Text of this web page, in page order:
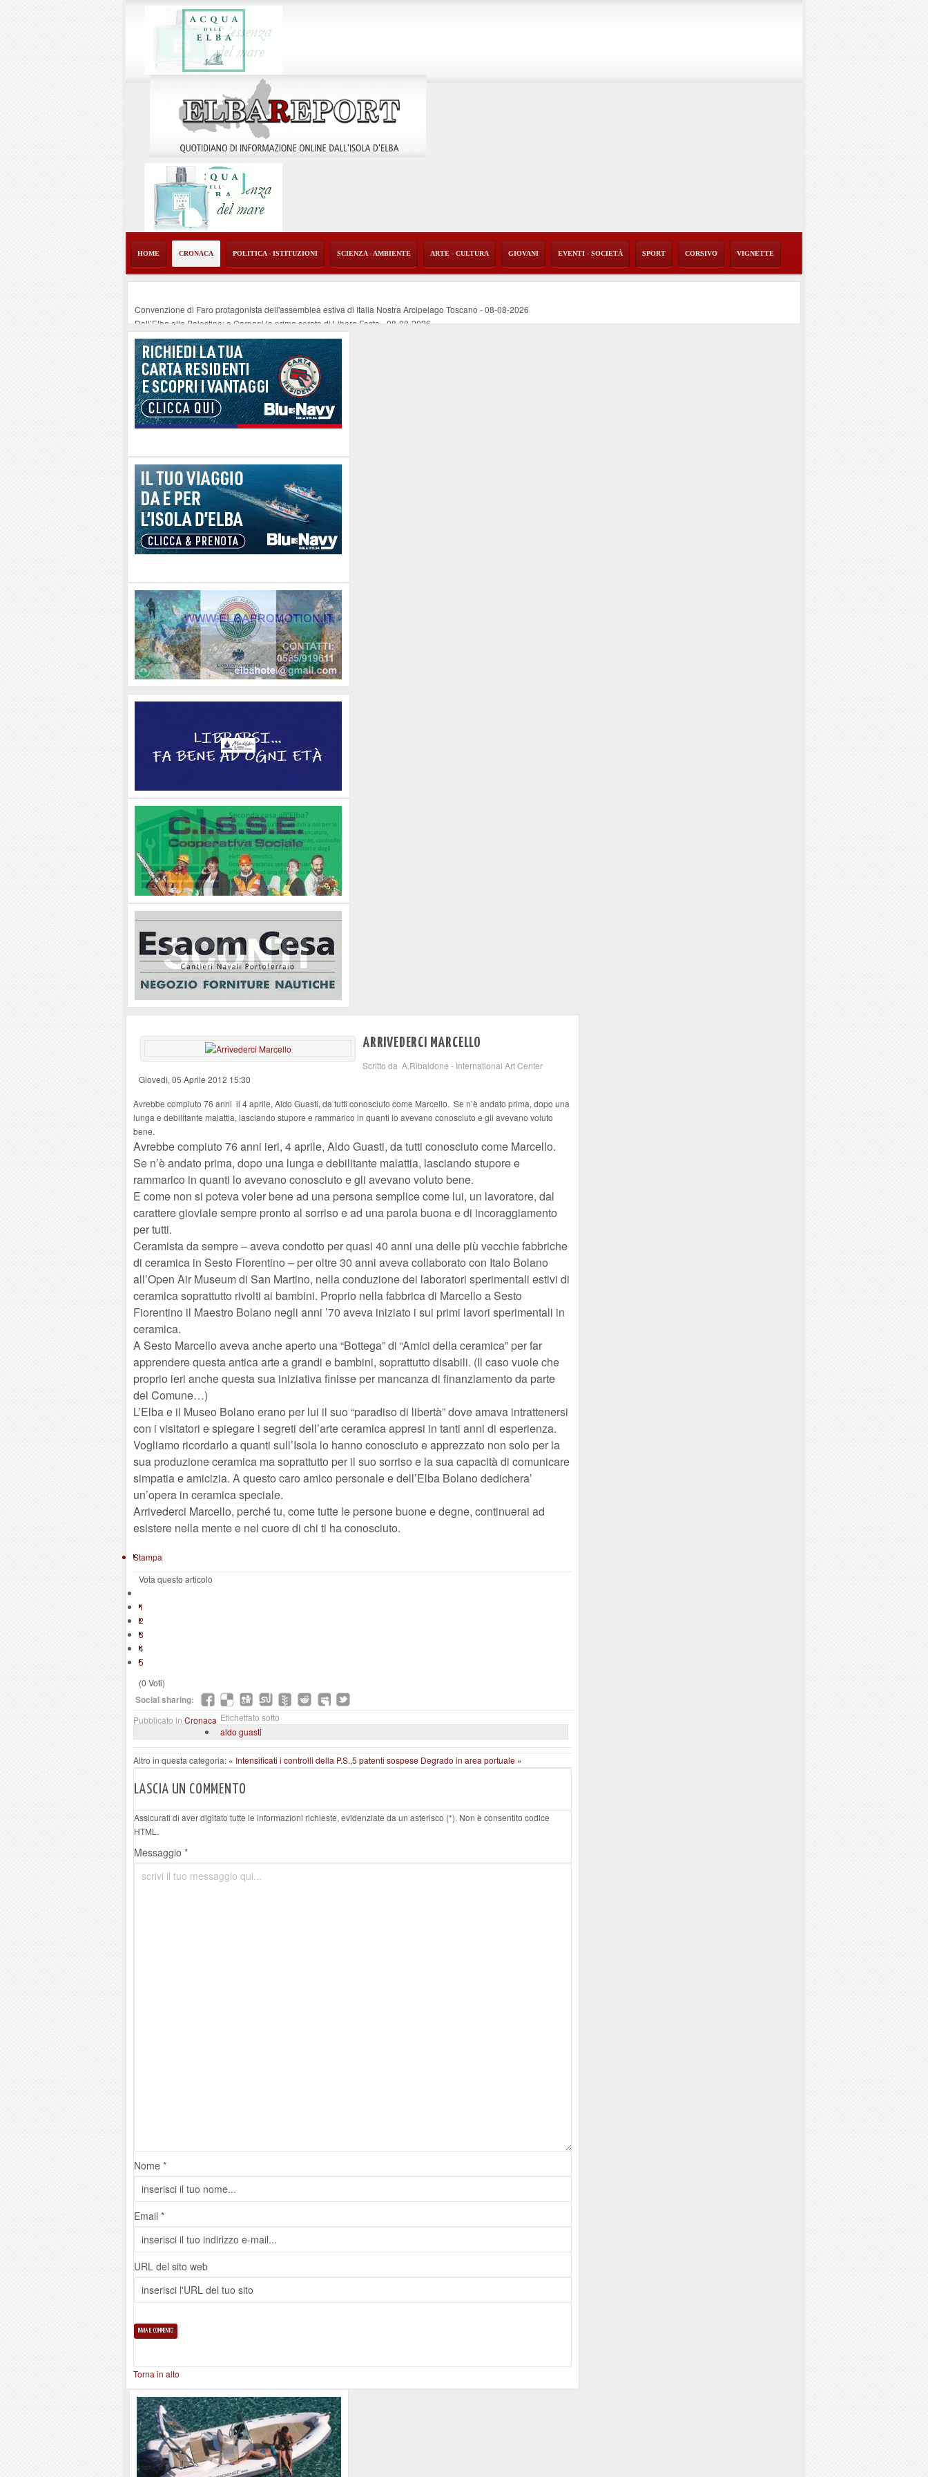
HOME CRONACA POLITICA - ISTITUZIONI SCIENZA - AMBIENTE ARTE - CULTURA GIOVANI EVENTI - SOCIETÀ SPORT CORSIVO VIGNETTE
Convenzione di Faro protagonista dell'assemblea estiva di Italia Nostra Arcipelago Toscano -08-08-2026
Dall’Elba alla Palestina: a Carpani la prima serata di Libera Festa-08-08-2026
U2 degli Elba Music Awards stasera a Marciana Marina
Marina di Campo, rinviato lo spettacolo pirotecnico per le condizioni del vento
La Foto del Giorno (8 ago.)-08-08-2026
ARRIVEDERCI MARCELLO
Scritto da A.Ribaldone - International Art Center
Giovedì, 05 Aprile 2012 15:30
Avrebbe compiuto 76 anni il 4 aprile, Aldo Guasti, da tutti conosciuto come Marcello. Se n’è andato prima, dopo una
lunga e debilitante malattia, lasciando stupore e rammarico in quanti lo avevano conosciuto e gli avevano voluto
bene.
Avrebbe compiuto 76 anni ieri, 4 aprile, Aldo Guasti, da tutti conosciuto come Marcello.
Se n’è andato prima, dopo una lunga e debilitante malattia, lasciando stupore e
rammarico in quanti lo avevano conosciuto e gli avevano voluto bene.
E come non si poteva voler bene ad una persona semplice come lui, un lavoratore, dal
carattere gioviale sempre pronto al sorriso e ad una parola buona e di incoraggiamento
per tutti.
Ceramista da sempre – aveva condotto per quasi 40 anni una delle più vecchie fabbriche
di ceramica in Sesto Fiorentino – per oltre 30 anni aveva collaborato con Italo Bolano
all’Open Air Museum di San Martino, nella conduzione dei laboratori sperimentali estivi di
ceramica soprattutto rivolti ai bambini. Proprio nella fabbrica di Marcello a Sesto
Fiorentino il Maestro Bolano negli anni ’70 aveva iniziato i sui primi lavori sperimentali in
ceramica.
A Sesto Marcello aveva anche aperto una “Bottega” di “Amici della ceramica” per far
apprendere questa antica arte a grandi e bambini, soprattutto disabili. (Il caso vuole che
proprio ieri anche questa sua iniziativa finisse per mancanza di finanziamento da parte
del Comune…)
L’Elba e il Museo Bolano erano per lui il suo “paradiso di libertà” dove amava intrattenersi
con i visitatori e spiegare i segreti dell’arte ceramica appresi in tanti anni di esperienza.
Vogliamo ricordarlo a quanti sull’Isola lo hanno conosciuto e apprezzato non solo per la
sua produzione ceramica ma soprattutto per il suo sorriso e la sua capacità di comunicare
simpatia e amicizia. A questo caro amico personale e dell’Elba Bolano dedichera’
un’opera in ceramica speciale.
Arrivederci Marcello, perché tu, come tutte le persone buone e degne, continuerai ad
esistere nella mente e nel cuore di chi ti ha conosciuto.
Stampa
Vota questo articolo
1
2
3
4
5
(0 Voti)
Social sharing:
Pubblicato in Cronaca Etichettato sotto
aldo guasti
Altro in questa categoria: « Intensificati i controlli della P.S.,5 patenti sospese Degrado in area portuale »
LASCIA UN COMMENTO
Assicurati di aver digitato tutte le informazioni richieste, evidenziate da un asterisco (*). Non è consentito codice
HTML.
Messaggio *
Nome *
Email *
URL del sito web
Torna in alto